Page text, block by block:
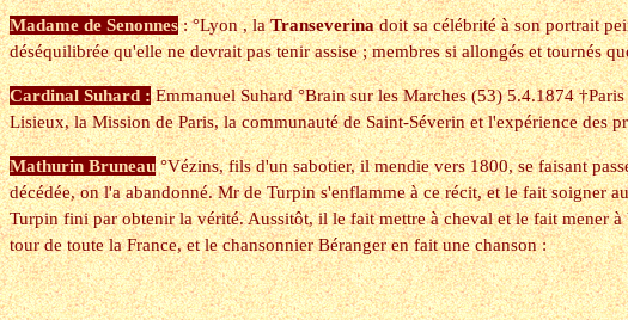
Madame de Senonnes: °Lyon , laTranseverinadoit sa célébrité à son portrait
déséquilibrée qu'elle ne devrait pas tenir assise ; membres si allongés et tournés
Cardinal Suhard :Emmanuel Suhard °Brain sur les Marches (53) 5.4.1874
Lisieux, la Mission de Paris, la communauté de Saint-Séverin et l'expérience
Mathurin Bruneau °Vézins, fils d'un sabotier, il mendie vers 1800, se faisant
décédée, on l'a abandonné. Mr de Turpin s'enflamme à ce récit, et le fait soigner
Turpin fini par obtenir la vérité. Aussitôt, il le fait mettre à cheval et le fait mener
tour de toute la France, et le chansonnier Béranger en fait une chanson :